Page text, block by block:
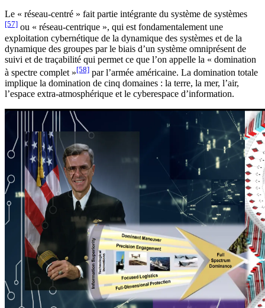
Le « réseau-centré » fait partie intégrante du système de systèmes
[57] ou « réseau-centrique », qui est fondamentalement une
exploitation cybernétique de la dynamique des systèmes et de la
dynamique des groupes par le biais d’un système omniprésent de
suivi et de traçabilité qui permet ce que l’on appelle la « domination
à spectre complet »[58] par l’armée américaine. La domination totale
implique la domination de cinq domaines : la terre, la mer, l’air,
l’espace extra-atmosphérique et le cyberespace d’information.